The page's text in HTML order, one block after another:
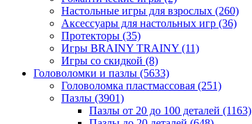
Настольные игры для взрослых (260)
Аксессуары для настольных игр (36)
Протекторы (35)
Игры BRAINY TRAINY (11)
Игры со скидкой (8)
Головоломки и пазлы (5633)
Головоломка пластмассовая (251)
Пазлы (3901)
Пазлы от 20 до 100 деталей (1163)